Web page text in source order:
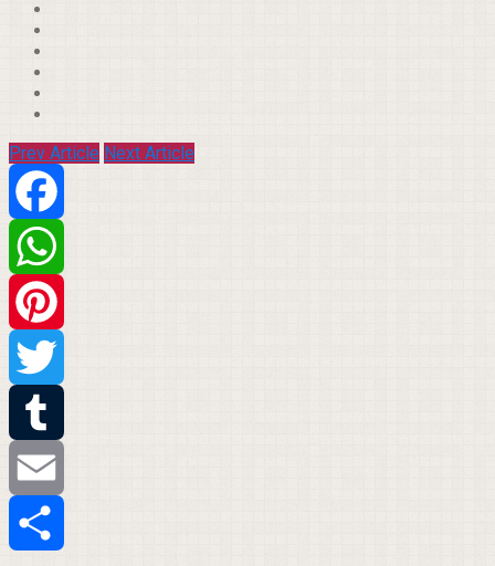
Prev Article Next Article
Facebook
WhatsApp
Pinterest
Twitter
Tumblr
Email